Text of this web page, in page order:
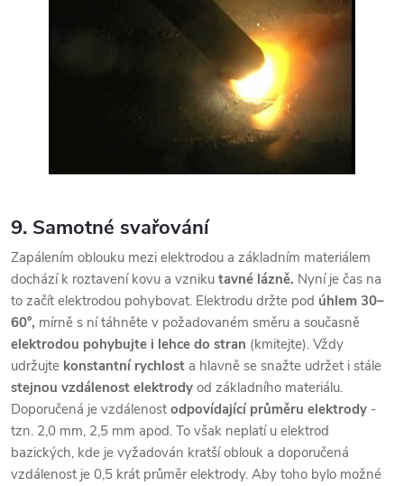
9. Samotné svařování
Zapálením oblouku mezi elektrodou a základním materiálem
dochází k roztavení kovu a vzniku tavné lázně. Nyní je čas na
to začít elektrodou pohybovat. Elektrodu držte pod úhlem 30–
60°, mírně s ní táhněte v požadovaném směru a současně
elektrodou pohybujte i lehce do stran (kmitejte). Vždy
udržujte konstantní rychlost a hlavně se snažte udržet i stále
stejnou vzdálenost elektrody od základního materiálu.
Doporučená je vzdálenost odpovídající průměru elektrody -
tzn. 2,0 mm, 2,5 mm apod. To však neplatí u elektrod
bazických, kde je vyžadován kratší oblouk a doporučená
vzdálenost je 0,5 krát průměr elektrody. Aby toho bylo možné